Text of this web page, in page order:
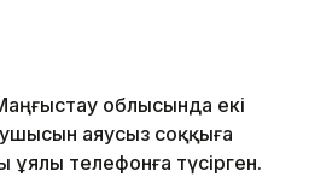
облысында екі
аяусыз соққыға
ұялы телефонға түсірген.